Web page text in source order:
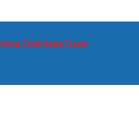
Trình Sang Trọng